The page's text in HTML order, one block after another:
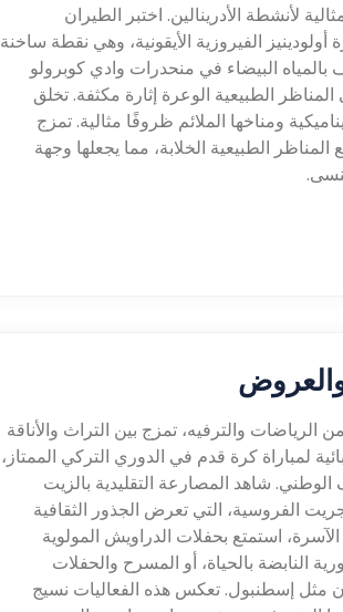
لأنشطة الأدرينالين. اختبر الطيران
الفيروزية الأيقونية، وهي نقطة ساخنة
بالمياه البيضاء في منحدرات وادي كوبرولو
الطبيعية الوعرة إثارة مكثفة. تخلق
ومناخها الملائم ظروفًا مثالية. تمزج
المناظر الطبيعية الخلابة، مما يجعلها وجهة
والعروض
والترفيه، تمزج بين التراث والأناقة
لمباراة كرة قدم في الدوري التركي الممتاز،
شاهد المصارعة التقليدية بالزيت
الفروسية، التي تعرض الجذور الثقافية
استمتع بحفلات الدراويش المولوية
النابضة بالحياة، أو المسرح والحفلات
مثل إسطنبول. تعكس هذه الفعاليات نسيج